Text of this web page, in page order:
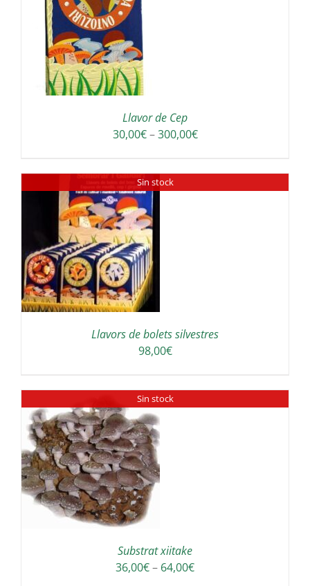
Llavor de Cep
30,00€ – 300,00€Interval
Sin stock
Llavors de bolets silvestres
98,00€
Sin stock
Substrat xiitake
36,00€– 64,00€Interval